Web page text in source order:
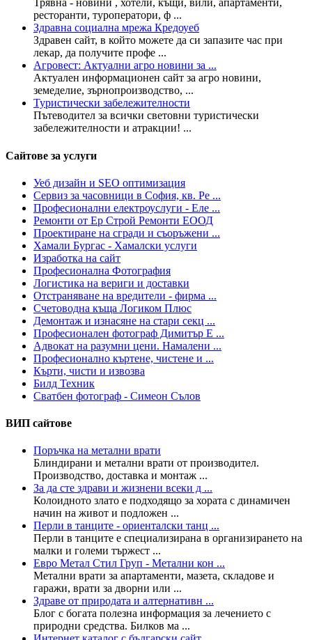
Трявна - новини , хотели, къщи, вили, апартаменти,
ресторанти, туроператори, ф ...
Здравна социална мрежа Кредоуеб
Здравен сайт, в който можете да си запазите час при
лекар, да получите профе ...
Агровест: Актуални агро новини за ...
Актуален информационен сайт за агро новини,
земеделие, зърнопроизводство, ...
Туристически забележителности
Пътеводител за всички световни туристически
забележителности и атракции! ...
Сайтове за услуги
Уеб дизайн и SEO оптимизация
Сервиз за часовници в София, кв. Ре ...
Професионални електроуслуги - Еле ...
Ремонти от Ер Строй Ремонти ЕООД
Проектиране на сгради и съоръжени ...
Хамали Бургас - Хамалски услуги
Изработка на сайт
Професионална Фотография
Логистика на вериги и доставки
Отстраняване на вредители - фирма ...
Счетоводна къща Логиком Плюс
Демонтаж и изнасяне на стари секц ...
Професионален фотограф Димитър Е ...
Адвокат на разумни цени. Намалени ...
Професионално къртене, чистене и ...
Кърти, чисти и извозва
Билд Техник
Сватбен фотограф - Симеон Сълов
ВИП сайтове
Поръчка на метални врати
Блиндирани и метални врати от производител.
Производство, доставка и монтаж ...
За да сте здрави и жизнени всеки д ...
Колoидното злато е подходящо за хората с динамичен
начин на живот и подложен ...
Перли в танците - ориенталски танц ...
Перли в танците е специализирана в организирането на
малки и големи тържест ...
Евро Метал Стил Груп - Метални кон ...
Метални врати за апартаменти, мазета, складове и
гаражи, врати за дворни или ...
Здраве от природата и алтернативн ...
Блог с богата полезна информация за лечението с
природни средства. Билков ма ...